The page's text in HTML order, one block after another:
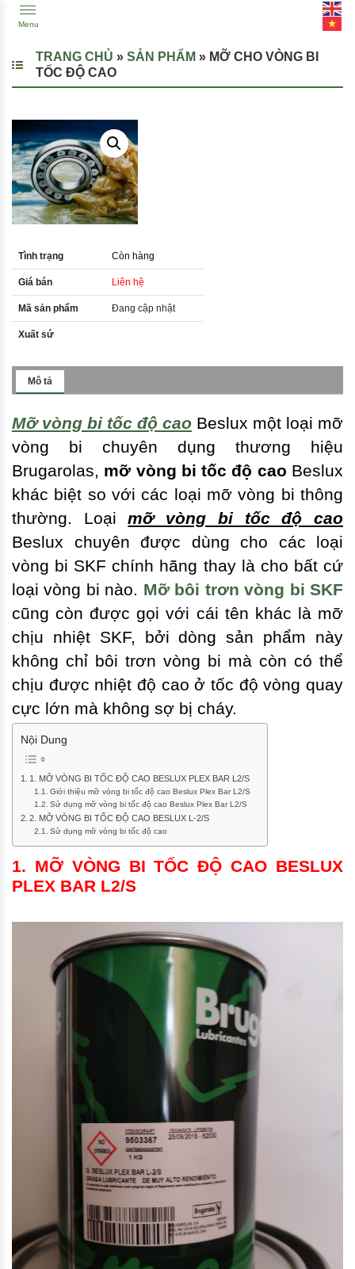
Menu
TRANG CHỦ » SẢN PHẨM » MỠ CHO VÒNG BI
TỐC ĐỘ CAO
Tình trạng Còn hàng
Giá bán Liên hệ
Mã sản phẩm Đang cập nhật
Xuất sứ
Mô tả
Mỡ vòng bi tốc độ cao Beslux một loại mỡ
vòng bi chuyên dụng thương hiệu
Brugarolas, mỡ vòng bi tốc độ cao Beslux
khác biệt so với các loại mỡ vòng bi thông
thường. Loạimỡ vòng bi tốc độ cao
Beslux chuyên được dùng cho các loại
vòng bi SKF chính hãng thay là cho bất cứ
loại vòng bi nào. Mỡ bôi trơn vòng bi SKF
cũng còn được gọi với cái tên khác là mỡ
chịu nhiệt SKF, bởi dòng sản phẩm này
không chỉ bôi trơn vòng bi mà còn có thể
chịu được nhiệt độ cao ở tốc độ vòng quay
cực lớn mà không sợ bị cháy.
Nội Dung
1. MỠ VÒNG BI TỐC ĐỘ CAO BESLUX PLEX BAR L2/S
Giới thiệu mỡ vòng bi tốc độ cao Beslux Plex Bar L2/S
Sử dụng mỡ vòng bi tốc độ cao Beslux Plex Bar L2/S
2. MỠ VÒNG BI TỐC ĐỘ CAO BESLUX L-2/S
Sử dụng mỡ vòng bi tốc độ cao
1. MỠ VÒNG BI TỐC ĐỘ CAO BESLUX
PLEX BAR L2/S